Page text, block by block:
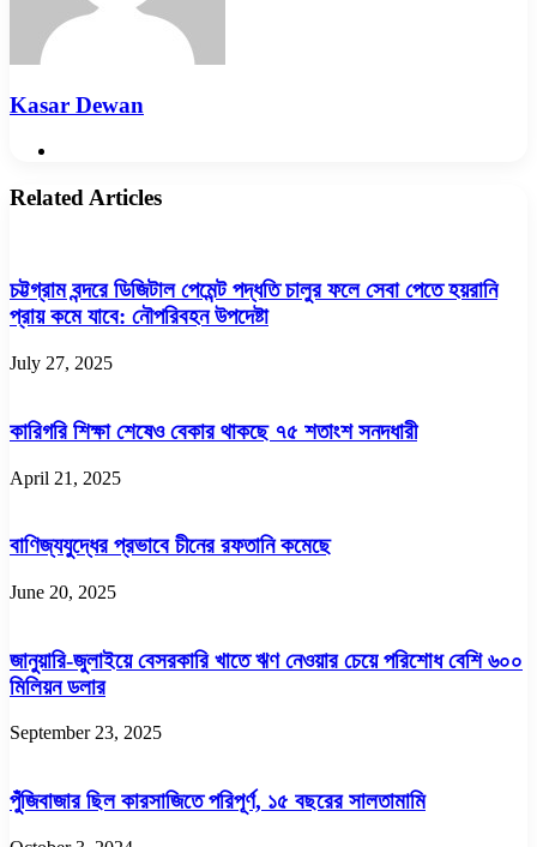
Kasar Dewan
Related Articles
চট্টগ্রাম বন্দরে ডিজিটাল পেমেন্ট পদ্ধতি চালুর ফলে সেবা পেতে হয়রানি
প্রায় কমে যাবে: নৌপরিবহন উপদেষ্টা
July 27, 2025
কারিগরি শিক্ষা শেষেও বেকার থাকছে ৭৫ শতাংশ সনদধারী
April 21, 2025
বাণিজ্যযুদ্ধের প্রভাবে চীনের রফতানি কমেছে
June 20, 2025
জানুয়ারি-জুলাইয়ে বেসরকারি খাতে ঋণ নেওয়ার চেয়ে পরিশোধ বেশি ৬০০
মিলিয়ন ডলার
September 23, 2025
পুঁজিবাজার ছিল কারসাজিতে পরিপূর্ণ, ১৫ বছরের সালতামামি